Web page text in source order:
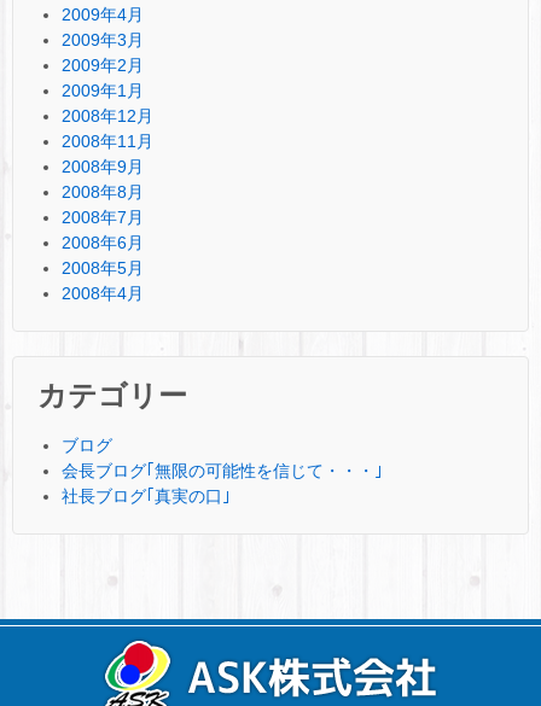
2009年4月
2009年3月
2009年2月
2009年1月
2008年12月
2008年11月
2008年9月
2008年8月
2008年7月
2008年6月
2008年5月
2008年4月
カテゴリー
ブログ
会長ブログ｢無限の可能性を信じて・・・｣
社長ブログ｢真実の口｣